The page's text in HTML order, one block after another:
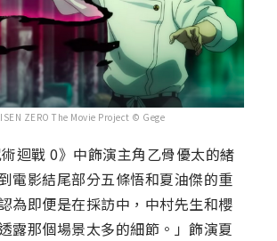
ZERO The Movie Project © Gege
迴戰 0》中飾演主角乙骨優太的緒
電影結尾部分五條悟和夏油傑的重
為即便是在採訪中，中村先生和櫻
露那個場景太多的細節。」飾演夏